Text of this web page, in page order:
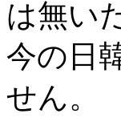
は無い
今の日
せん。